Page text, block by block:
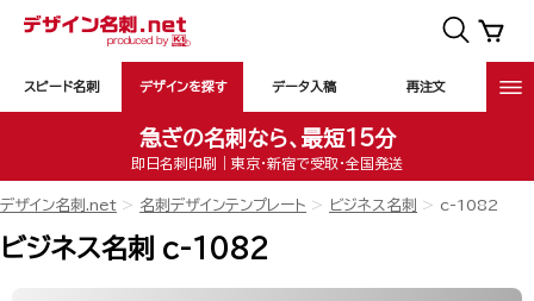
スピード名刺 デザインを探す データ入稿 再注文
急ぎの名刺なら、最短15分
即日名刺印刷｜東京・新宿で受取・全国発送
デザイン名刺.net 名刺デザインテンプレート ビジネス名刺 c-1082
ビジネス名刺 c-1082